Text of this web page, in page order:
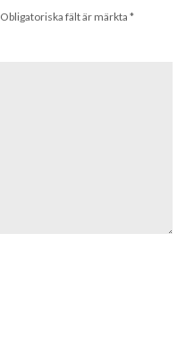
Obligatoriska fält är märkta *